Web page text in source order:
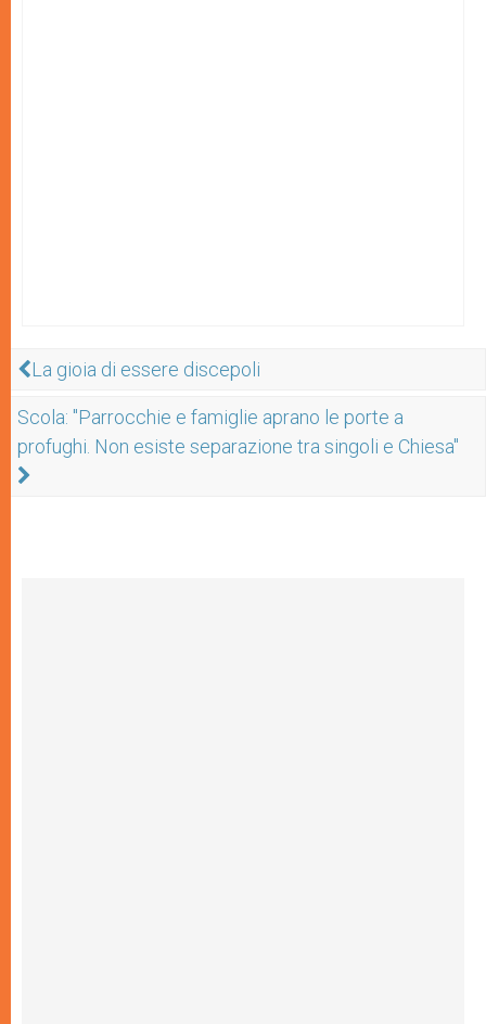
La gioia di essere discepoli
Scola: "Parrocchie e famiglie aprano le porte a
profughi. Non esiste separazione tra singoli e Chiesa"